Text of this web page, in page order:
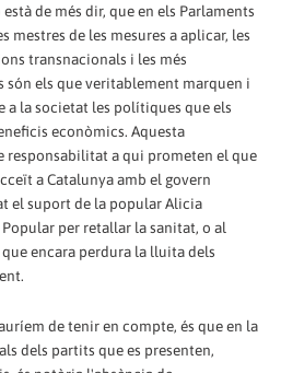
de més dir, que en els Parlaments
mestres de les mesures a aplicar, les
transnacionals i les més
els que veritablement marquen i
a la societat les polítiques que els
econòmics. Aquesta
responsabilitat a qui prometen el que
a Catalunya amb el govern
el suport de la popular Alicia
per retallar la sanitat, o al
encara perdura la lluita dels
de tenir en compte, és que en la
dels partits que es presenten,